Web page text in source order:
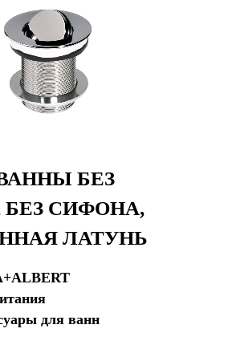
БЕЗ
БЕЗ СИФОНА,
ЛАТУНЬ
для ванн